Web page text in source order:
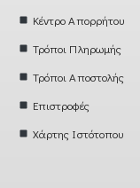
Κέντρο Απορρήτου
Τρόποι Πληρωμής
Τρόποι Αποστολής
Επιστροφές
Χάρτης Ιστότοπου